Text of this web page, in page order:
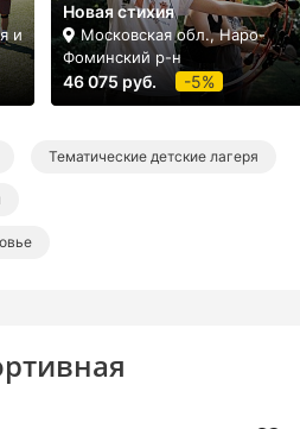
и
Новая стихия
Московская обл., Наро-
Фоминский р-н
46 075 руб. -5%
Тематические детские лагеря
районе